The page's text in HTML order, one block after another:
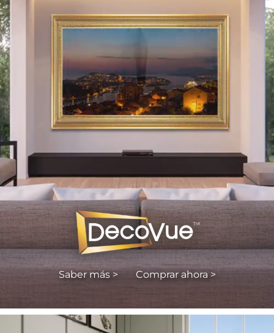
Saber más > Comprar ahora >